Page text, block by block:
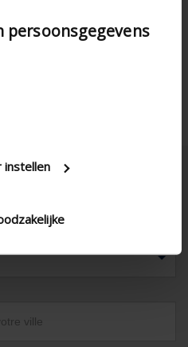
op basis van uw gebruik
persoonsgegevens
instellen